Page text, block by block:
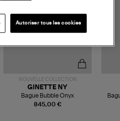
NOUVELLE COLLECTION
845,00 €
GINETTE NY
Bague Bubble Onyx
Autoriser tous les cookies